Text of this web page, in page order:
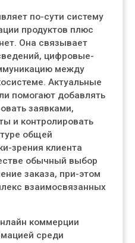
по-сути систему
продуктов плюс
Она связывает
цифровые-
между
Актуальные
помогают добавлять
заявками,
и контролировать
общей
зрения клиента
обычный выбор
заказа, при-этом
взаимосвязанных
коммерции
среди